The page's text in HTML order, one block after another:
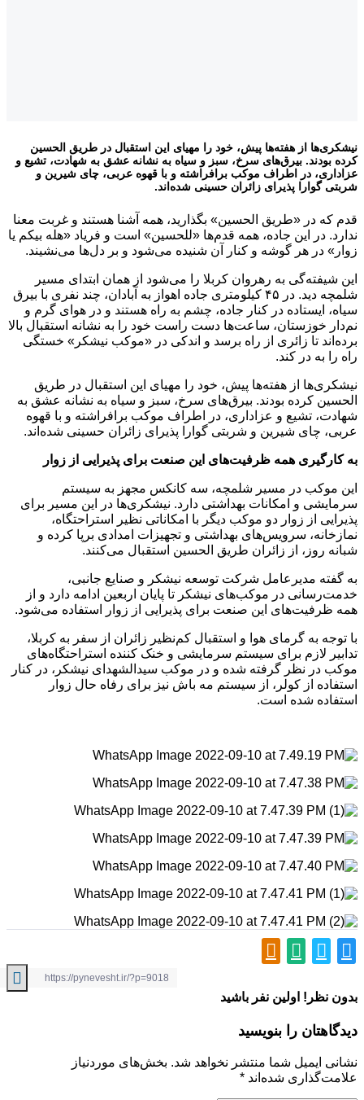
از هفته‌ها پیش، خود را مهیای این استقبال در طریق الحسین
بیرق‌های سرخ، سبز و سیاه به نشانه عشق به شهادت، تشیع و
در اطراف موکب برافراشته‌ و با قهوه عربی، چای شیرین‌ و
پذیرای زائران حسینی شده‌اند.
در «طریق الحسین» بگذارید، همه آشنا هستند و غربت معنا
در این جاده، همه قدم‌ها «للحسین» است و فریاد «هله بیکم یا
در هر گوشه و کنار آن شنیده می‌شود و بر دل‌ها می‌نشیند.
به رهروان کربلا را می‌شود از همان ابتدای مسیر
شلمچه دید. در ۴۵ کیلومتری جاده اهواز به آبادان، چند نفری با بیرق
در کنار جاده، چشم به راه هستند و در هوای گرم و
خوزستان، ساعت‌ها دست راست خود را به نشانه استقبال بالا
تا زائری از راه برسد و اندکی در «موکب نیشکر» خستگی
در کند.
از هفته‌ها پیش، خود را مهیای این استقبال در طریق
کرده بودند. بیرق‌های سرخ، سبز و سیاه به نشانه عشق به
تشیع و عزاداری، در اطراف موکب برافراشته‌ و با قهوه
چای شیرین‌ و شربتی گوارا پذیرای زائران حسینی شده‌اند.
همه ظرفیت‌های این صنعت برای پذیرایی از زوار
در مسیر شلمچه، سه کانکس مجهز به سیستم
و امکانات بهداشتی دارد. نیشکری‌ها در این مسیر برای
از زوار دو موکب دیگر با امکاناتی نظیر استراحتگاه،
سرویس‌های بهداشتی و تجهیزات امدادی برپا کرده‌ و
از زائران طریق الحسین استقبال می‌کنند.
مدیرعامل شرکت توسعه نیشکر و صنایع جانبی،
در موکب‌های نیشکر تا پایان اربعین ادامه دارد و از
این صنعت برای پذیرایی از زوار استفاده می‌شود.
به گرمای هوا و استقبال کم‌نظیر زائران از سفر به کربلا،
لازم برای سیستم سرمایشی و خنک کننده استراحتگاه‌های
نظر گرفته شده و در موکب سیدالشهدای نیشکر، در کنار
از کولر، از سیستم مه باش نیز برای رفاه حال زوار
شده است.
اولین نفر باشید
را بنویسید
ایمیل شما منتشر نخواهد شد. بخش‌های موردنیاز
شده‌اند*